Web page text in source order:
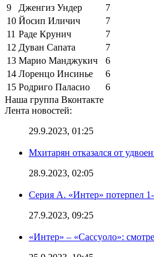
9
Дженгиз Ундер
7
10 Йосип Иличич
7
11 Раде Крунич
7
12 Дуван Сапата
7
13 Марио Манджукич
6
14 Лоренцо Инсинье
6
15 Родриго Паласио
6
Наша группа Вконтакте
Лента новостей:
29.9.2023, 01:25
Мхитарян отказался от
28.9.2023, 02:05
Серия А. «Интер» потерпел
27.9.2023, 09:25
«Интер» – «Сассуоло»: